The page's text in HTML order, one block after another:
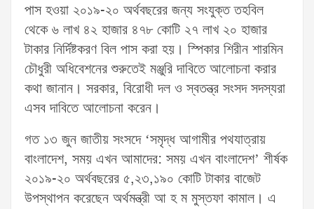
পাস হওয়া ২০১৯-২০ অর্থবছরের জন্য সংযুক্ত তহবিল
থেকে ৬ লাখ ৪২ হাজার ৪৭৮ কোটি ২৭ লাখ ২০ হাজার
টাকার নির্দিষ্টকরণ বিল পাস করা হয়। স্পিকার শিরীন শারমিন
চৌধুরী অধিবেশনের শুরুতেই মঞ্জুরি দাবিতে আলোচনা করার
কথা জানান। সরকার, বিরোধী দল ও স্বতন্ত্র সংসদ সদস্যরা
এসব দাবিতে আলোচনা করেন।
গত ১৩ জুন জাতীয় সংসদে ‘সমৃদ্ধ আগামীর পথযাত্রায়
বাংলাদেশ, সময় এখন আমাদের: সময় এখন বাংলাদেশ’ শীর্ষক
২০১৯-২০ অর্থবছরের ৫,২৩,১৯০ কোটি টাকার বাজেট
উপস্থাপন করেছেন অর্থমন্ত্রী আ হ ম মুস্তফা কামাল। এ